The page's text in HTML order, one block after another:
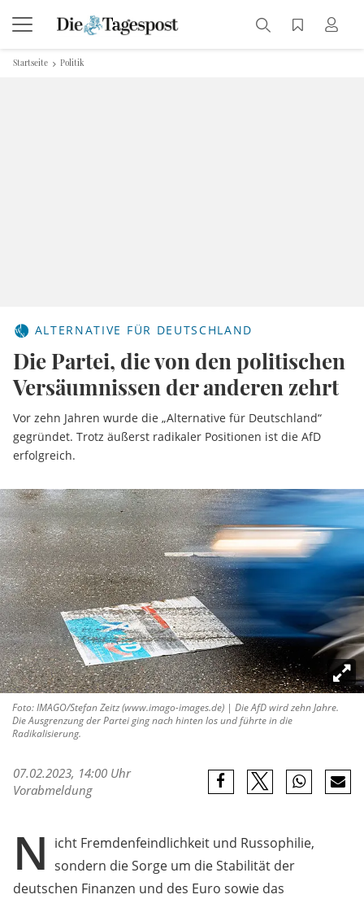
Startseite Politik
ALTERNATIVE FÜR DEUTSCHLAND
Die Partei, die von den politischen
Versäumnissen der anderen zehrt
Vor zehn Jahren wurde die „Alternative für Deutschland“
gegründet. Trotz äußerst radikaler Positionen ist die AfD
erfolgreich.
Foto: IMAGO/Stefan Zeitz (www.imago-images.de) | Die AfD wird zehn Jahre.
Die Ausgrenzung der Partei ging nach hinten los und führte in die
Radikalisierung.
07.02.2023, 14:00 Uhr
Vorabmeldung
N icht Fremdenfeindlichkeit und Russophilie,
sondern die Sorge um die Stabilität der
deutschen Finanzen und des Euro sowie das